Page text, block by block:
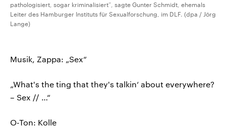
pathologisiert, sogar kriminalisiert“, sagte Gunter Schmidt, ehemals
Leiter des Hamburger Instituts für Sexualforschung, im DLF. (dpa / Jörg
Lange)
Musik, Zappa: „Sex“
„What's the ting that they's talkin‘ about everywhere?
– Sex // …“
O-Ton: Kolle